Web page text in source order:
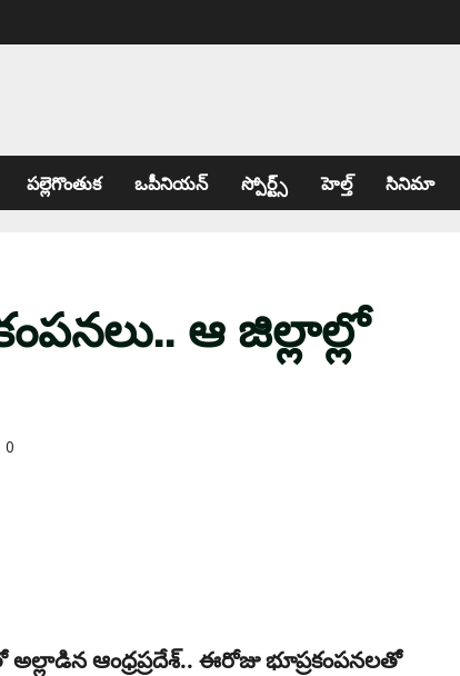
పల్లెగొంతుక ఒపీనియన్ స్పోర్ట్స్ హెల్త్ సినిమా
ఆ జిల్లాల్లో
0
ఆంధ్ర‌ప్ర‌దేశ్‌.. ఈరోజు భూప్ర‌కంప‌న‌ల‌తో